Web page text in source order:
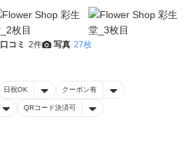
口コミ 2件 写真 27枚
日祝OK クーポン有
QRコード決済可